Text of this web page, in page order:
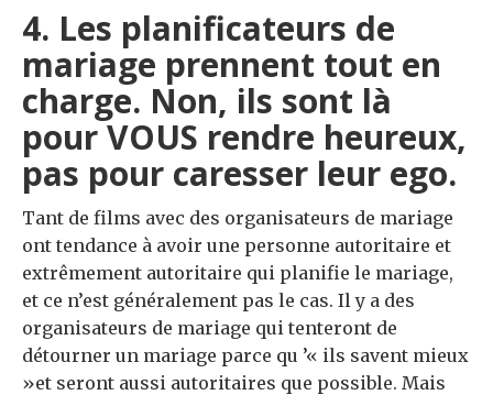
4. Les planificateurs de
mariage prennent tout en
charge. Non, ils sont là
pour VOUS rendre heureux,
pas pour caresser leur ego.
Tant de films avec des organisateurs de mariage
ont tendance à avoir une personne autoritaire et
extrêmement autoritaire qui planifie le mariage,
et ce n’est généralement pas le cas. Il y a des
organisateurs de mariage qui tenteront de
détourner un mariage parce qu ’« ils savent mieux
»et seront aussi autoritaires que possible. Mais